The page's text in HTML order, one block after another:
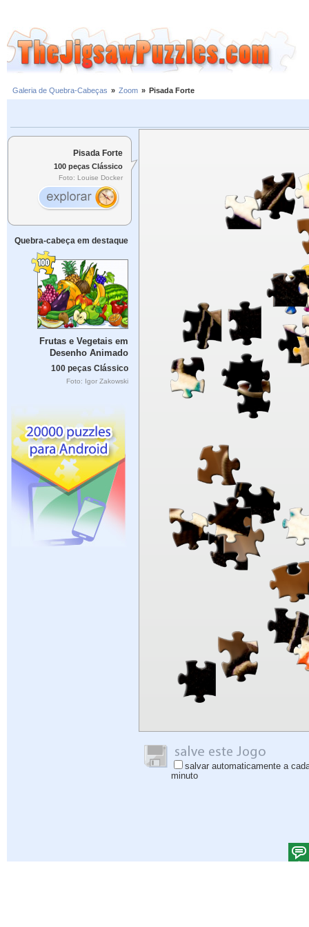
Galeria de Quebra-Cabeças » Zoom » Pisada Forte
Pisada Forte
100 peças Clássico
Foto: Louise Docker
Quebra-cabeça em destaque
Frutas e Vegetais em
Desenho Animado
100 peças Clássico
Foto: Igor Zakowski
salvar automaticamente a
minuto